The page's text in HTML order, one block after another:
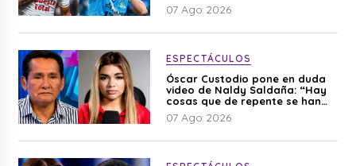
07 Ago 2026
ESPECTÁCULOS
Óscar Custodio pone en duda
video de Naldy Saldaña: “Hay
cosas que de repente se han
editado”
07 Ago 2026